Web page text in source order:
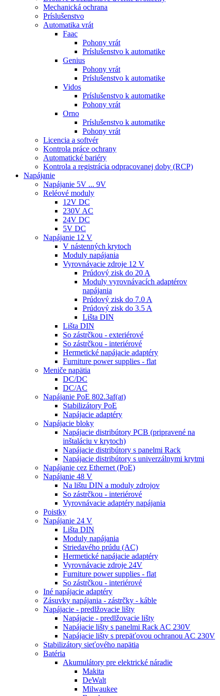
Mechanická ochrana
Príslušenstvo
Automatika vrát
Faac
Pohony vrát
Príslušenstvo k automatike
Genius
Pohony vrát
Príslušenstvo k automatike
Vidos
Príslušenstvo k automatike
Pohony vrát
Orno
Príslušenstvo k automatike
Pohony vrát
Licencia a softvér
Kontrola práce ochrany
Automatické bariéry
Kontrola a registrácia odpracovanej doby (RCP)
Napájanie
Napájanie 5V ... 9V
Reléové moduly
12V DC
230V AC
24V DC
5V DC
Napájanie 12 V
V nástenných krytoch
Moduly napájania
Vyrovnávacie zdroje 12 V
Prúdový zisk do 20 A
Moduly vyrovnávacích adaptérov
napájania
Prúdový zisk do 7.0 A
Prúdový zisk do 3.5 A
Lišta DIN
Lišta DIN
So zástrčkou - exteriérové
So zástrčkou - interiérové
Hermetické napájacie adaptéry
Furniture power supplies - flat
Meniče napätia
DC/DC
DC/AC
Napájanie PoE 802.3af(at)
Stabilizátory PoE
Napájacie adaptéry
Napájacie bloky
Napájacie distribútory PCB (pripravené na
inštaláciu v krytoch)
Napájacie distribútory s panelmi Rack
Napájacie distribútory s univerzálnymi krytmi
Napájanie cez Ethernet (PoE)
Napájanie 48 V
Na lištu DIN a moduly zdrojov
So zástrčkou - interiérové
Vyrovnávacie adaptéry napájania
Poistky
Napájanie 24 V
Lišta DIN
Moduly napájania
Striedavého prúdu (AC)
Hermetické napájacie adaptéry
Vyrovnávacie zdroje 24V
Furniture power supplies - flat
So zástrčkou - interiérové
Iné napájacie adaptéry
Zásuvky napájania - zástrčky - káble
Napájacie - predlžovacie lišty
Napájacie - predlžovacie lišty
Napájacie lišty s panelmi Rack AC 230V
Napájacie lišty s prepäťovou ochranou AC 230V
Stabilizátory sieťového napätia
Batéria
Akumulátory pre elektrické náradie
Makita
DeWalt
Milwaukee